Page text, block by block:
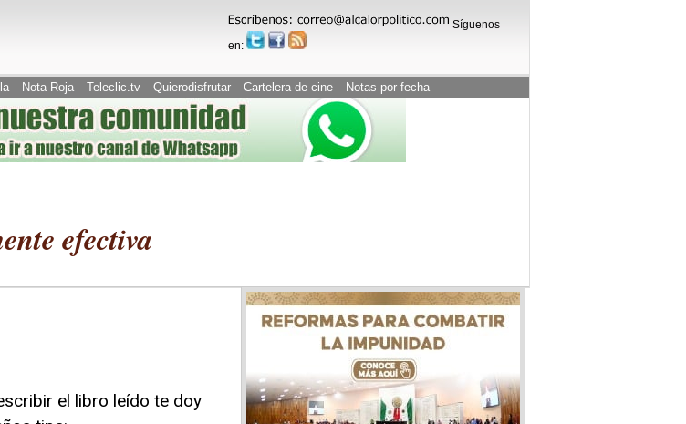
Síguenos
en:
Nota Roja Teleclic.tv Quierodisfrutar Cartelera de cine Notas por fecha
efectiva
el libro leído te doy